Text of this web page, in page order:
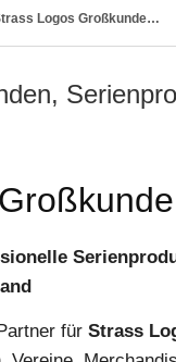
Strass Logos Großkunden & Serienproduktion
für Strass